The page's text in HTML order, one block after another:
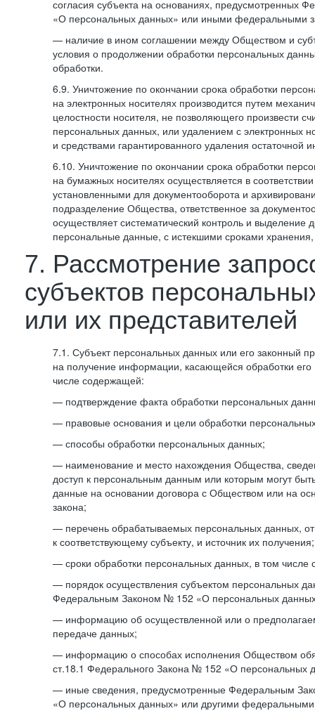
согласия субъекта на основаниях, предусмотренных
«О персональных данных» или иными федеральными
— наличие в ином соглашении между Обществом и
условия о продолжении обработки персональных
обработки.
6.9. Уничтожение по окончании срока обработки
на электронных носителях производится путем
целостности носителя, не позволяющего произвести
персональных данных, или удалением с электронных
и средствами гарантированного удаления остаточной
6.10. Уничтожение по окончании срока обработки
на бумажных носителях осуществляется в
установленными для документооборота и
подразделение Общества, ответственное за
осуществляет систематический контроль и выделение
персональные данные, с истекшими сроками
7. Рассмотрение
субъектов
или их представителей
7.1. Субъект персональных данных или его законный
на получение информации, касающейся обработки
числе содержащей:
— подтверждение факта обработки персональных
— правовые основания и цели обработки
— способы обработки персональных данных;
— наименование и место нахождения Общества,
доступ к персональным данным или которым могут
данные на основании договора с Обществом или на
закона;
— перечень обрабатываемых персональных данных,
к соответствующему субъекту, и источник их получения;
— сроки обработки персональных данных, в том числе
— порядок осуществления субъектом персональных
Федеральным Законом № 152 «О персональных
— информацию об осуществленной или о
передаче данных;
— информацию о способах исполнения Обществом
ст.18.1 Федерального Закона № 152 «О персональных
— иные сведения, предусмотренные Федеральным
«О персональных данных» или другими